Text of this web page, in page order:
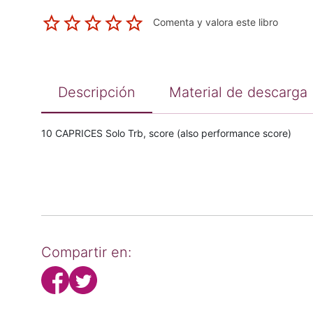
Comenta y valora este libro
Descripción Material de descarga
10 CAPRICES Solo Trb, score (also performance score)
Compartir en: